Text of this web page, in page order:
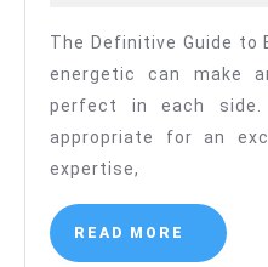
Ns.,
M.
(
Sr.
The Definitive Guide to
energetic can make
perfect in each
appropriate for an
expertise,
READ MORE
READ
MORE